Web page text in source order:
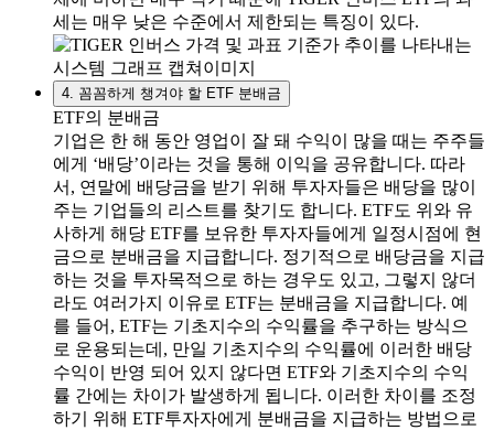
세는 매우 낮은 수준에서 제한되는 특징이 있다.
4. 꼼꼼하게 챙겨야 할 ETF 분배금
ETF의 분배금
기업은 한 해 동안 영업이 잘 돼 수익이 많을 때는 주주들
에게 ‘배당’이라는 것을 통해 이익을 공유합니다. 따라
서, 연말에 배당금을 받기 위해 투자자들은 배당을 많이
주는 기업들의 리스트를 찾기도 합니다. ETF도 위와 유
사하게 해당 ETF를 보유한 투자자들에게 일정시점에 현
금으로 분배금을 지급합니다. 정기적으로 배당금을 지급
하는 것을 투자목적으로 하는 경우도 있고, 그렇지 않더
라도 여러가지 이유로 ETF는 분배금을 지급합니다. 예
를 들어, ETF는 기초지수의 수익률을 추구하는 방식으
로 운용되는데, 만일 기초지수의 수익률에 이러한 배당
수익이 반영 되어 있지 않다면 ETF와 기초지수의 수익
률 간에는 차이가 발생하게 됩니다. 이러한 차이를 조정
하기 위해 ETF투자자에게 분배금을 지급하는 방법으로